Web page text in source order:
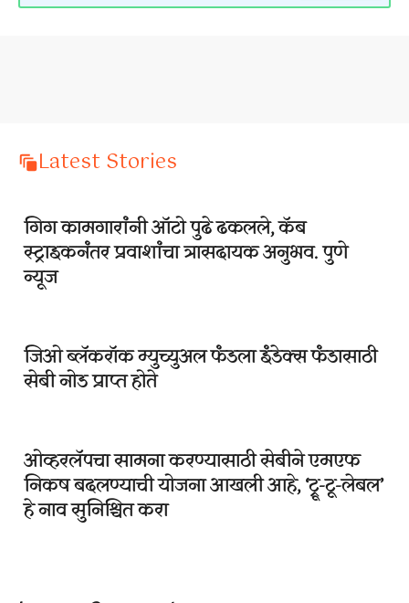
Latest Stories
गिग कामगारांनी ऑटो पुढे ढकलले, कॅब
स्ट्राइकनंतर प्रवाशांचा त्रासदायक अनुभव. पुणे
न्यूज
जिओ ब्लॅकरॉक म्युच्युअल फंडला इंडेक्स फंडासाठी
सेबी नोड प्राप्त होते
ओव्हरलॅपचा सामना करण्यासाठी सेबीने एमएफ
निकष बदलण्याची योजना आखली आहे, ‘ट्रू-टू-लेबल’
हे नाव सुनिश्चित करा